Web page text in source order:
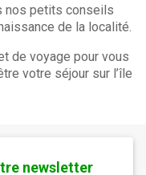
nos petits conseils
de la localité.
de voyage pour vous
votre séjour sur l’île
newsletter